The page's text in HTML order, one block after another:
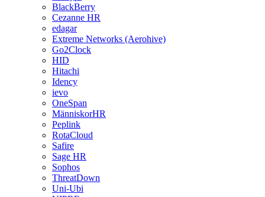
BlackBerry
Cezanne HR
edagar
Extreme Networks (Aerohive)
Go2Clock
HID
Hitachi
Idency
ievo
OneSpan
MänniskorHR
Peplink
RotaCloud
Safire
Sage HR
Sophos
ThreatDown
Uni-Ubi